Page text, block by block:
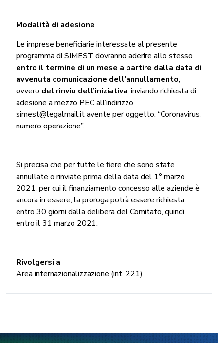
Modalità di adesione
Le imprese beneficiarie interessate al presente
programma di SIMEST dovranno aderire allo stesso
entro il termine di un mese a partire dalla data di
avvenuta comunicazione dell’annullamento,
ovvero del rinvio dell’iniziativa, inviando richiesta di
adesione a mezzo PEC all’indirizzo
simest@legalmail.it avente per oggetto: “Coronavirus,
numero operazione”.
Si precisa che per tutte le fiere che sono state
annullate o rinviate prima della data del 1° marzo
2021, per cui il finanziamento concesso alle aziende è
ancora in essere, la proroga potrà essere richiesta
entro 30 giorni dalla delibera del Comitato, quindi
entro il 31 marzo 2021.
Rivolgersi a
Area internazionalizzazione (int. 221)